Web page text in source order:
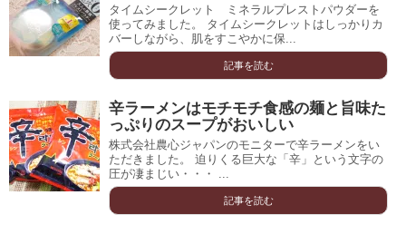
タイムシークレット ミネラルプレストパウダーを
使ってみました。 タイムシークレットはしっかりカ
バーしながら、肌をすこやかに保...
記事を読む
辛ラーメンはモチモチ食感の麺と旨味た
っぷりのスープがおいしい
株式会社農心ジャパンのモニターで辛ラーメンをい
ただきました。 迫りくる巨大な「辛」という文字の
圧が凄まじい・・・ ...
記事を読む